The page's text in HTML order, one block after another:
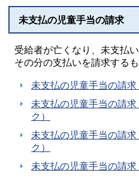
未支払の児童手当の請求
受給者が亡くなり、未支払
その分の支払いを請求するも
未支払の児童手当の請求
未支払の児童手当の請
ク）
未支払の児童手当の請
ク）
未支払の児童手当の請求